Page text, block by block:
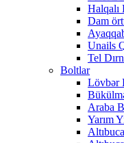
Halqalı
Dam
Unails
Tel
Boltlar
Lövbər
Araba
Yarım